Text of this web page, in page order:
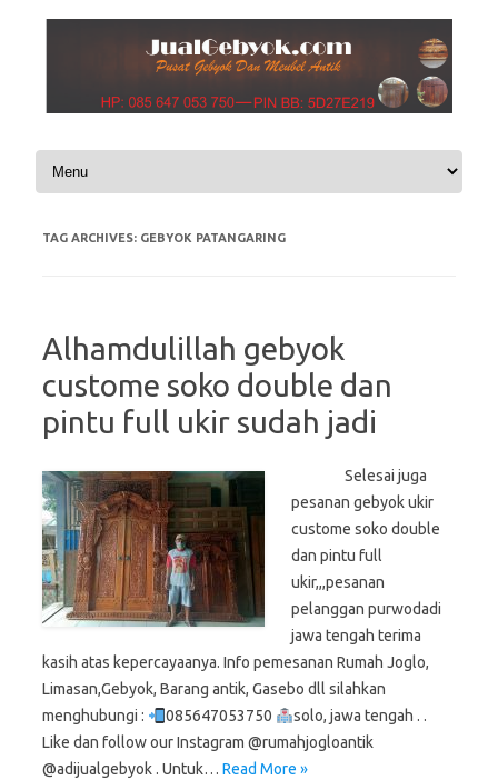
Skip to content
TAG ARCHIVES: GEBYOK PATANGARING
Alhamdulillah gebyok
custome soko double dan
pintu full ukir sudah jadi
Selesai juga
pesanan gebyok ukir
custome soko double
dan pintu full
ukir,,,pesanan
pelanggan purwodadi
jawa tengah terima
kasih atas kepercayaanya. Info pemesanan Rumah Joglo,
Limasan,Gebyok, Barang antik, Gasebo dll silahkan
menghubungi :
085647053750
solo, jawa tengah . .
Like dan follow our Instagram @rumahjogloantik
@adijualgebyok . Untuk… Read More »